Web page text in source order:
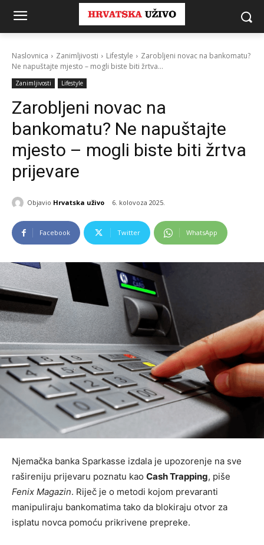
Naslovnica Zanimljivosti Lifestyle
Zarobljeni novac na bankomatu?
Ne napuštajte mjesto – mogli biste biti žrtva...
Zanimljivosti Lifestyle
Zarobljeni novac na
bankomatu? Ne napuštajte
mjesto – mogli biste biti žrtva
prijevare
Objavio Hrvatska uživo 6. kolovoza 2025.
Facebook Twitter WhatsApp
Njemačka banka Sparkasse izdala je upozorenje na sve
rašireniju prijevaru poznatu kao Cash Trapping, piše
Fenix Magazin. Riječ je o metodi kojom prevaranti
manipuliraju bankomatima tako da blokiraju otvor za
isplatu novca pomoću prikrivene prepreke.